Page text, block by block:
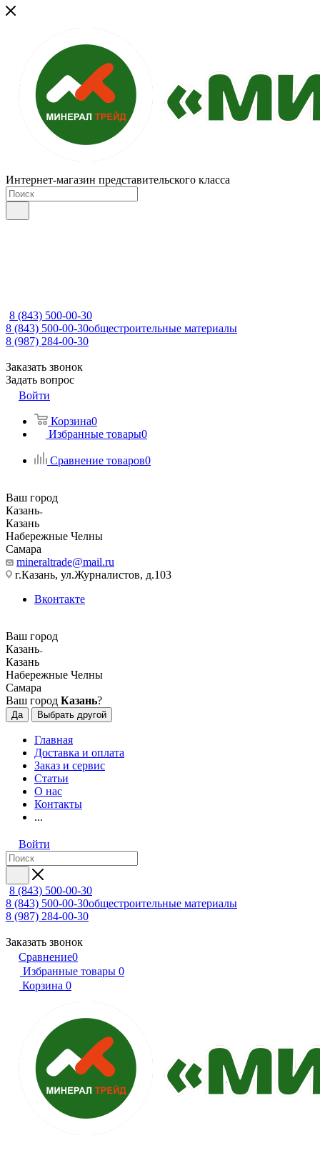
Интернет-магазин представительского класса
8 (843) 500-00-30
8 (843) 500-00-30общестроительные материалы
8 (987) 284-00-30
Заказать звонок
Задать вопрос
Войти
Корзина0
Избранные товары0
Сравнение товаров0
Ваш город
Казань
Казань
Набережные Челны
Самара
mineraltrade@mail.ru
г.Казань, ул.Журналистов, д.103
Вконтакте
Ваш город
Казань
Казань
Набережные Челны
Самара
Ваш город Казань?
Да Выбрать другой
Главная
Доставка и оплата
Заказ и сервис
Статьи
О нас
Контакты
...
Войти
8 (843) 500-00-30
8 (843) 500-00-30общестроительные материалы
8 (987) 284-00-30
Заказать звонок
Сравнение0
Избранные товары 0
Корзина 0